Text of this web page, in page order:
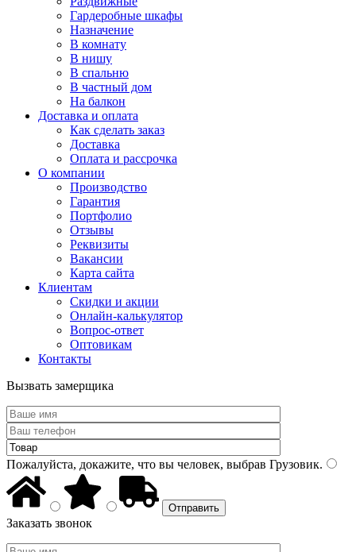
Гардеробные шкафы
Назначение
В комнату
В нишу
В спальню
В частный дом
На балкон
Доставка и оплата
Как сделать заказ
Доставка
Оплата и рассрочка
О компании
Производство
Гарантия
Портфолио
Отзывы
Реквизиты
Вакансии
Карта сайта
Клиентам
Скидки и акции
Онлайн-калькулятор
Вопрос-ответ
Оптовикам
Контакты
Вызвать замерщика
Пожалуйста, докажите, что вы человек, выбрав Грузовик.
Заказать звонок